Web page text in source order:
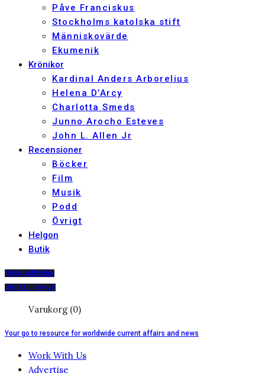
Påve Franciskus
Stockholms katolska stift
Människovärde
Ekumenik
Krönikor
Kardinal Anders Arborelius
Helena D’Arcy
Charlotta Smeds
Junno Arocho Esteves
John L. Allen Jr
Recensioner
Böcker
Film
Musik
Podd
Övrigt
Helgon
Butik
PRENUMERERA
DIGITALT ARKIV
Varukorg (0)
Your go to resource for worldwide current affairs and news
Work With Us
Advertise